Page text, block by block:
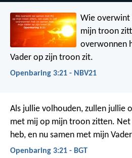
Wie overwint
mijn troon
overwonnen
Vader op zijn troon zit.
Openbaring 3:21 - NBV21
Als jullie volhouden, zullen jullie
met mij op mijn troon zitten.
heb, en nu samen met mijn
Openbaring 3:21 - BGT